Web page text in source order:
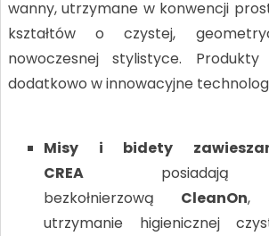
wanny, utrzymane w konwencji
kształtów o czystej,
nowoczesnej stylistyce.
dodatkowo w innowacyjne
Misy i bidety
CREAposiadają
bezkołnierzową CleanOn,
utrzymanie higienicznej